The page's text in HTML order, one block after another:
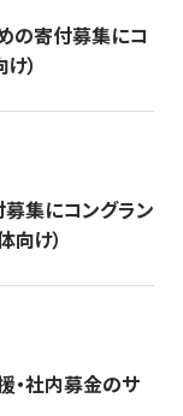
の寄付募集にコ
）
集にコングラン
け）
・社内募金のサ